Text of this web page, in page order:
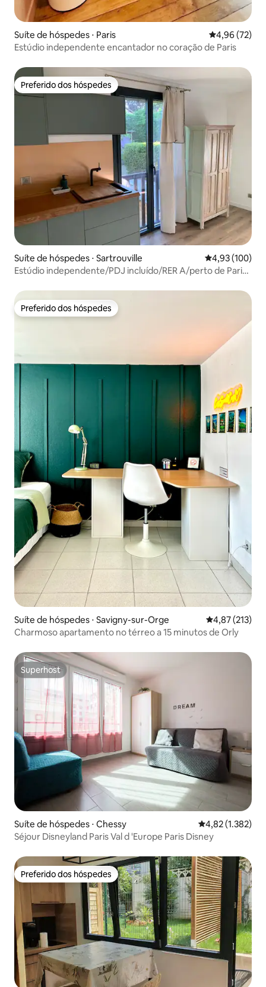
Suíte de hóspedes ⋅ Paris 4,96 de uma
4,96 (72)
Estúdio independente encantador no coração de Paris
Preferido dos hóspedes
Preferido dos hóspedes
Suíte de hóspedes ⋅ Sartrouville 4,93 de uma
4,93 (100)
Estúdio independente/PDJ incluído/RER A/perto de Paris
Preferido dos hóspedes
Preferido dos hóspedes
Suíte de hóspedes ⋅ Savigny-sur-Orge 4,87 de uma
4,87 (213)
Charmoso apartamento no térreo a 15 minutos de Orly
Superhost
Superhost
Suíte de hóspedes ⋅ Chessy 4,82 de uma
4,82 (1.382)
Séjour Disneyland Paris Val d 'Europe Paris Disney
Preferido dos hóspedes
Preferido dos hóspedes